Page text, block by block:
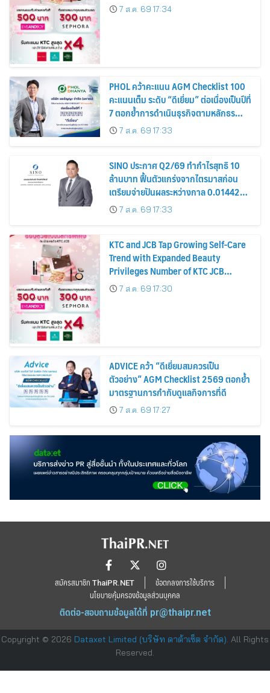
7 ส.ค. 69 17:34
PHOL คว้าคะแนน AGM Checklist 100
คะแนนเต็ม ระดับ “ดีเยี่ยม” ต่อเนื่องเป็นปีที่
7 ตอกย้ำการดำเนินธุรกิจตามหลักธร
รมาภิบาล โปร่งใส สร้างความเชื่อมั่นผู้ถือ
หุ้น
7 ส.ค. 69 17:33
SINO ประกาศ Q2/69 ทำกำไรสุทธิ 10
ล้านบาท ฟื้นตัวแกร่งจากไตรมาสก่อน
เตรียมจ่ายปันผลระหว่างกาล 0.014423
บาทต่อหุ้น ครึ่งปีหลังมุ่งเติบโตต่อเนื่อง
7 ส.ค. 69 17:33
KTC and JCB Tap Growing Self-Care
Trend with Expanded Beauty
Privileges Number of KTC JCB
Cardmembers Spending on
Cosmetics Rises 26%
7 ส.ค. 69 17:30
ADVICE คว้า “ดีเยี่ยมสมควรเป็น
ตัวอย่าง” AGM Checklist 2569 ตอกย้ำ
มาตรฐานการกำกับดูแลกิจการที่ดี
7 ส.ค. 69 17:27
สมัครสมาชิก ThaiPR.NET
ข้อตกลงการใช้บริการ
นโยบายคุ้มครองข้อมูลส่วนบุคคล
ติดต่อ-สอบถามข้อมูลได้ที่ pr@thaipr.net
Copyright © 2026 Dataxet Limited (บริษัท ดาต้าเซ็ต จำกัด). All Rights
Reserved.